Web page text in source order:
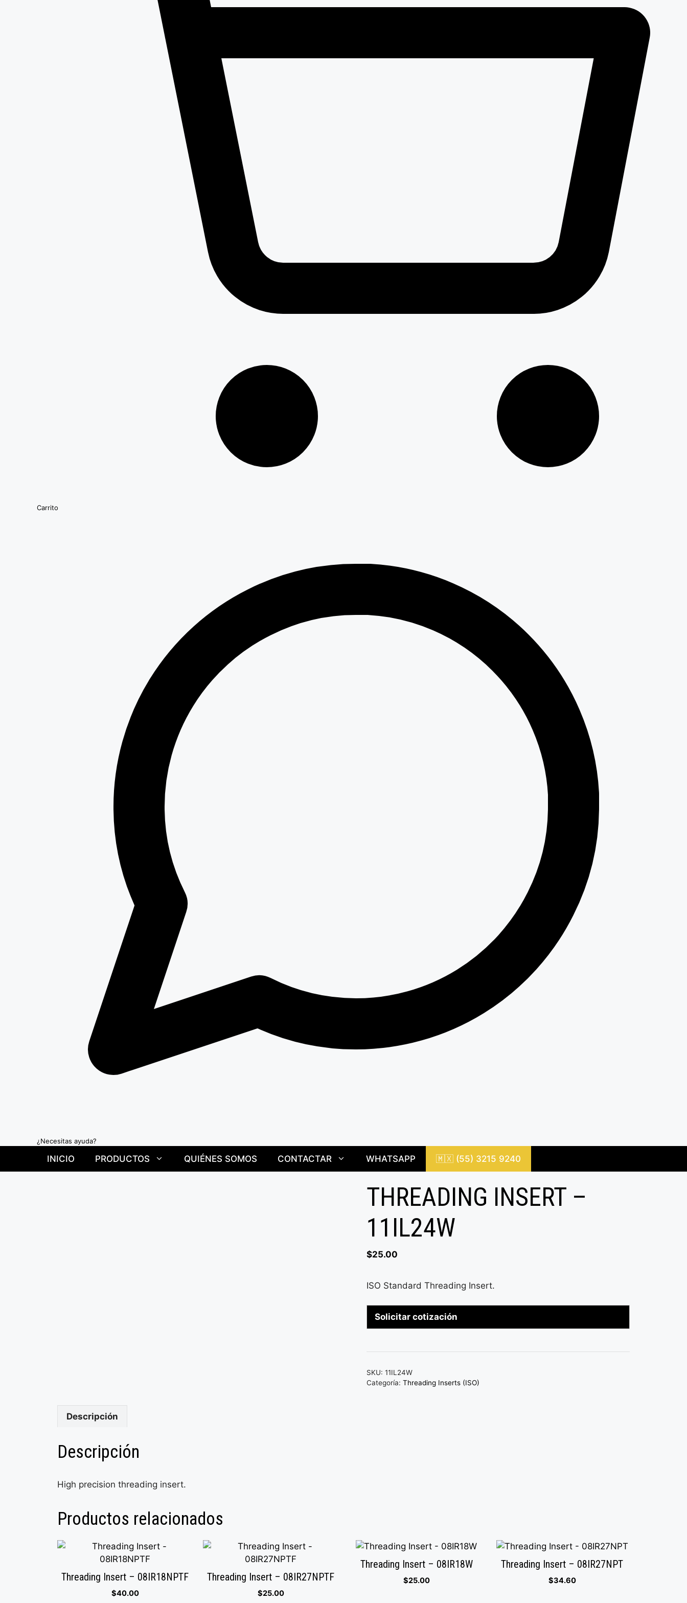
Carrito
¿Necesitas ayuda?
INICIO PRODUCTOS QUIÉNES SOMOS CONTACTAR WHATSAPP 🇲🇽 (55) 3215 9240
THREADING INSERT –
11IL24W
$25.00
ISO Standard Threading Insert.
Solicitar cotización
SKU: 11IL24W
Categoría: Threading Inserts (ISO)
Descripción
Descripción
High precision threading insert.
Productos relacionados
Threading Insert – 08IR18NPTF
$40.00
Threading Insert – 08IR27NPTF
$25.00
Threading Insert – 08IR18W
$25.00
Threading Insert – 08IR27NPT
$34.60